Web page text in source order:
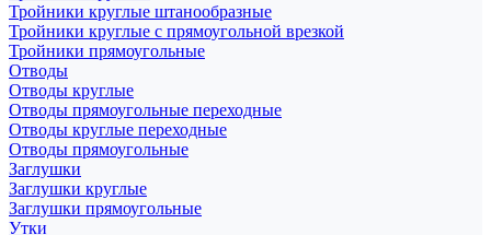
Тройники круглые штанообразные
Тройники круглые с прямоугольной врезкой
Тройники прямоугольные
Отводы
Отводы круглые
Отводы прямоугольные переходные
Отводы круглые переходные
Отводы прямоугольные
Заглушки
Заглушки круглые
Заглушки прямоугольные
Утки